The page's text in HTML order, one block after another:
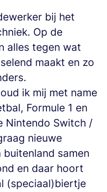
bij het
Op de
alles tegen wat
maakt en zo
ik mij met name
Formule 1 en
Nintendo Switch /
nieuwe
samen
en daar hoort
(speciaal)biertje